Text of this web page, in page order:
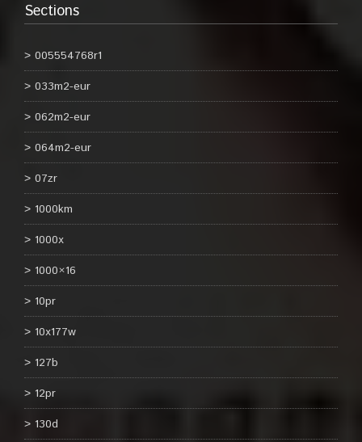
Sections
005554768r1
033m2-eur
062m2-eur
064m2-eur
07zr
1000km
1000x
1000×16
10pr
10x177w
127b
12pr
130d